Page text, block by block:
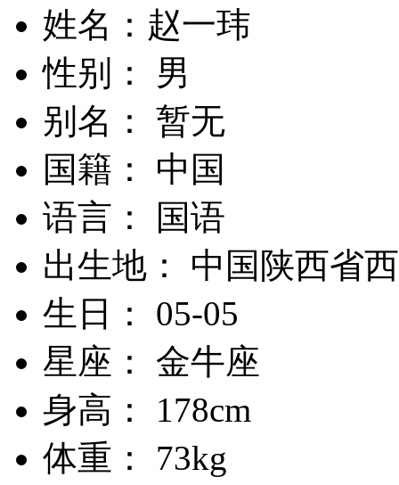
姓名：赵一玮
性别： 男
别名： 暂无
国籍： 中国
语言： 国语
出生地： 中国陕西省
生日： 05-05
星座： 金牛座
身高： 178cm
体重： 73kg